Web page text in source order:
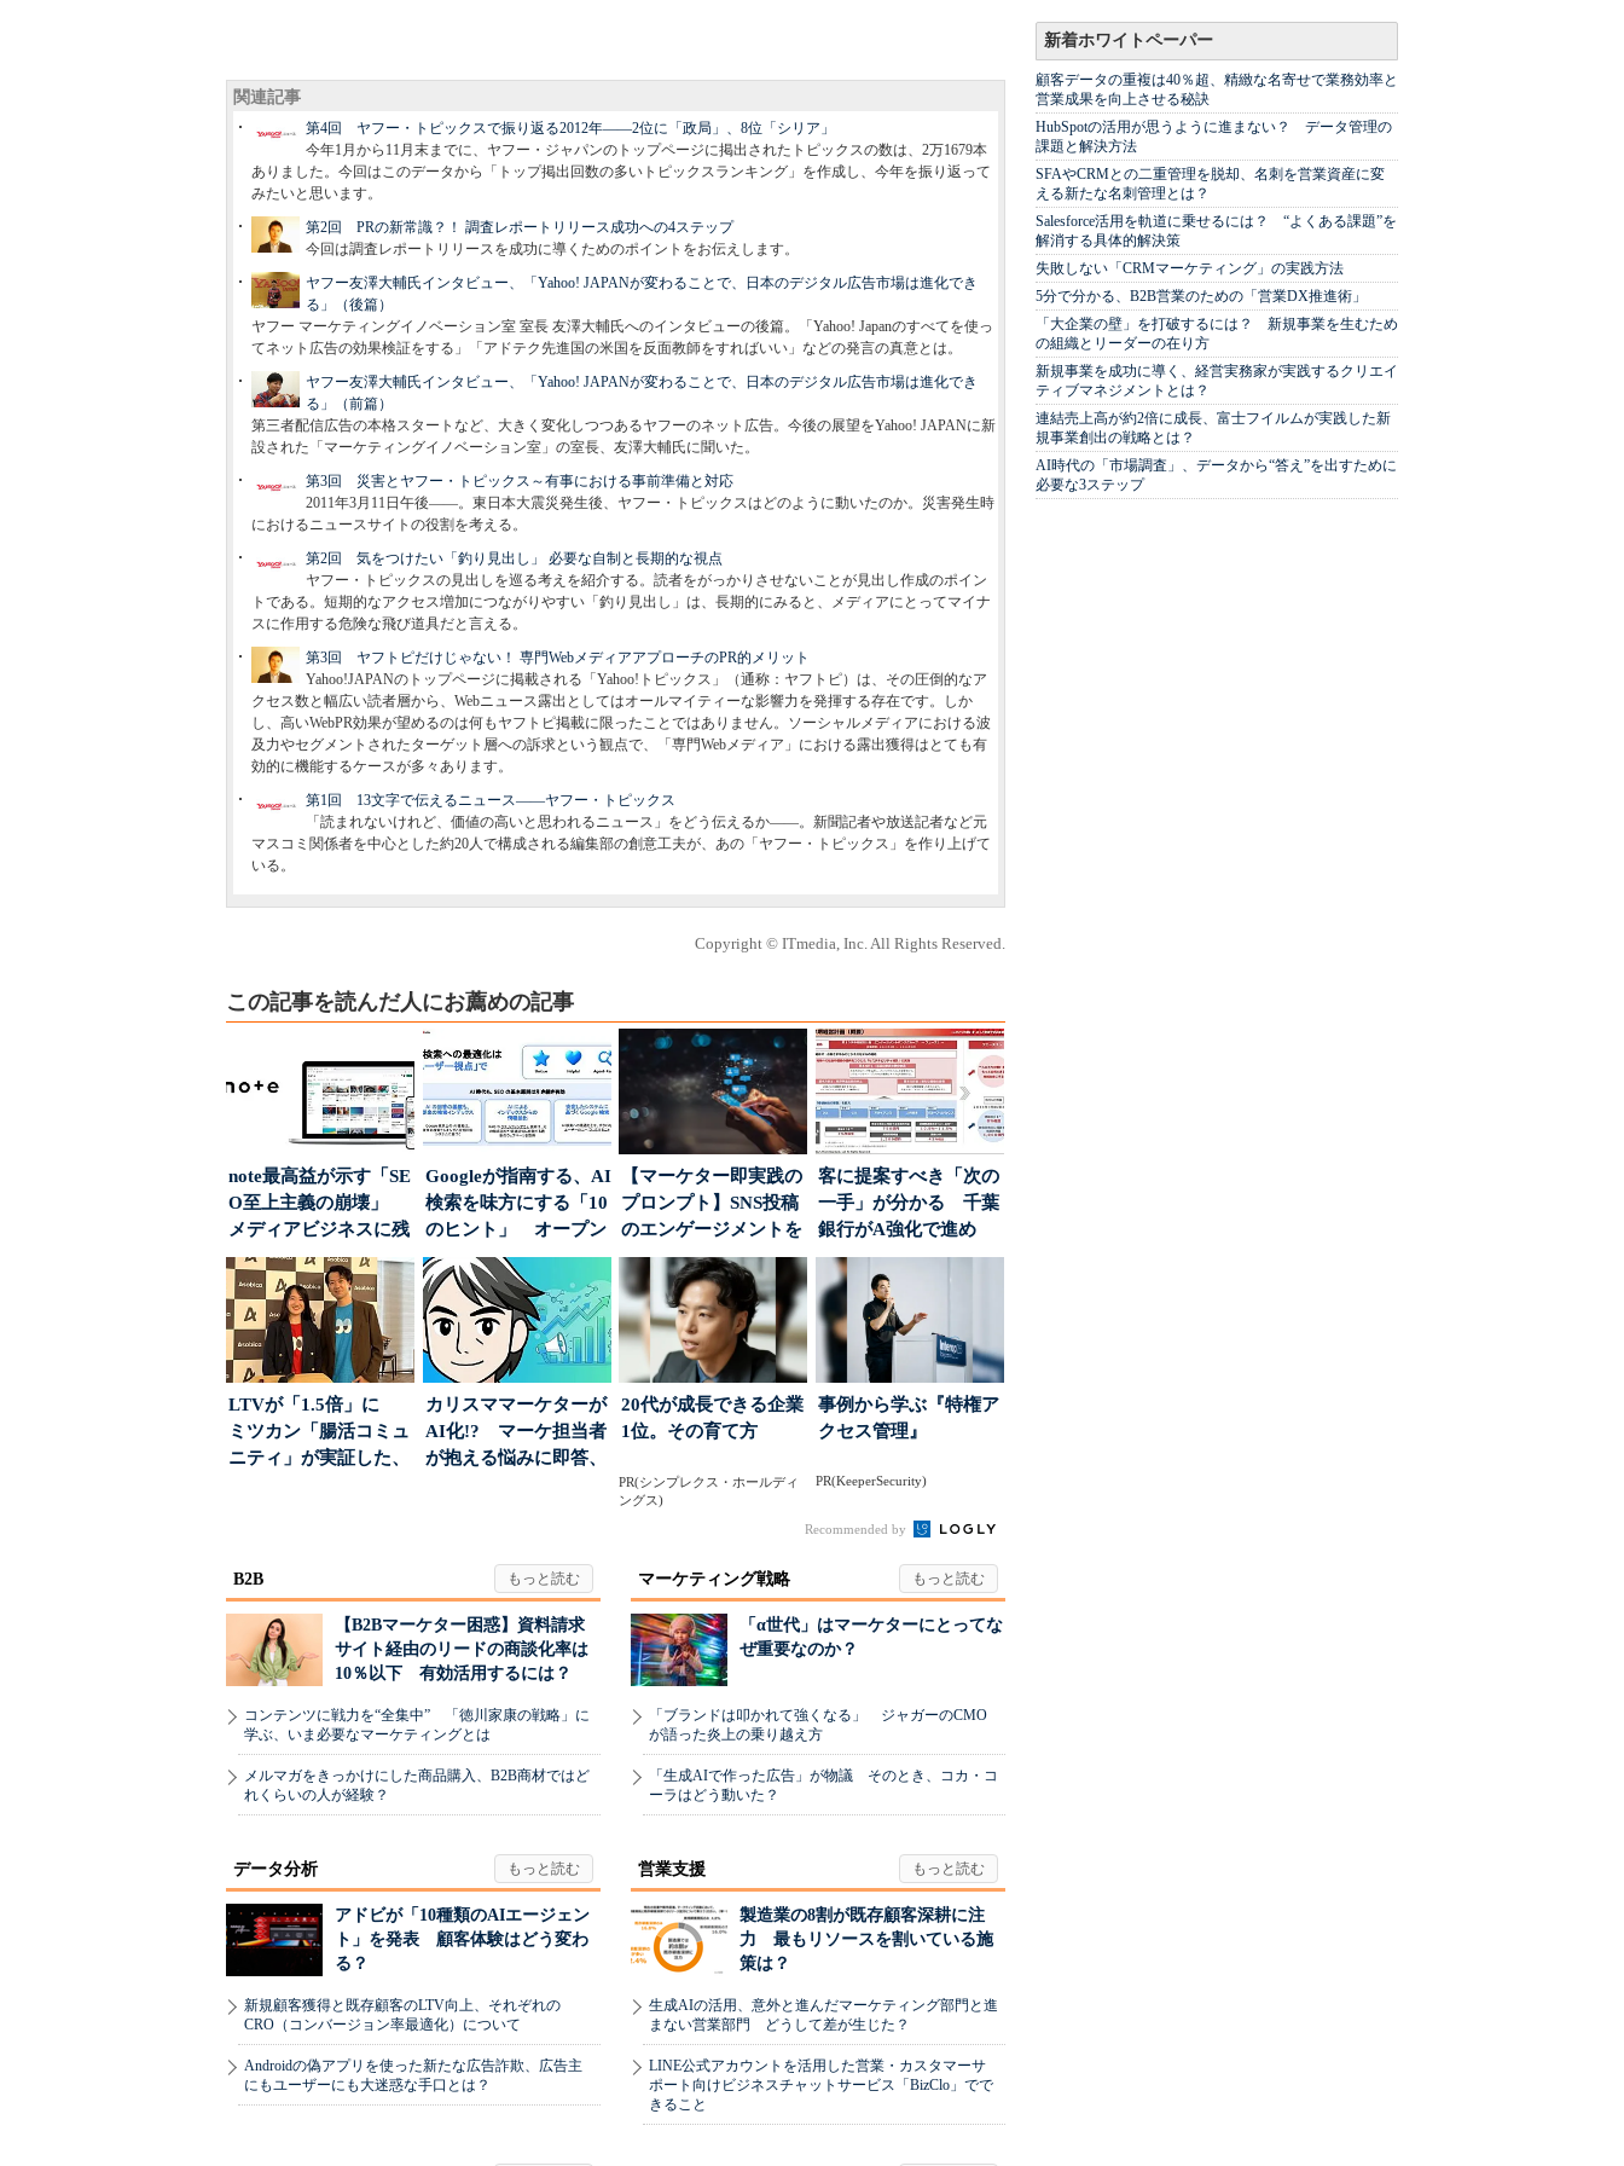
関連記事
第4回 ヤフー・トピックスで振り返る2012年――2位に「政局」、8位「シリア」
今年1月から11月末までに、ヤフー・ジャパンのトップページに掲出されたトピックスの数は、2万1679本
ありました。今回はこのデータから「トップ掲出回数の多いトピックスランキング」を作成し、今年を振り返って
みたいと思います。
第2回 PRの新常識？！ 調査レポートリリース成功への4ステップ
今回は調査レポートリリースを成功に導くためのポイントをお伝えします。
ヤフー友澤大輔氏インタビュー、「Yahoo! JAPANが変わることで、日本のデジタル広告市場は進化でき
る」（後篇）
ヤフー マーケティングイノベーション室 室長 友澤大輔氏へのインタビューの後篇。「Yahoo! Japanのすべてを使っ
てネット広告の効果検証をする」「アドテク先進国の米国を反面教師をすればいい」などの発言の真意とは。
ヤフー友澤大輔氏インタビュー、「Yahoo! JAPANが変わることで、日本のデジタル広告市場は進化でき
る」（前篇）
第三者配信広告の本格スタートなど、大きく変化しつつあるヤフーのネット広告。今後の展望をYahoo! JAPANに新
設された「マーケティングイノベーション室」の室長、友澤大輔氏に聞いた。
第3回 災害とヤフー・トピックス～有事における事前準備と対応
2011年3月11日午後――。東日本大震災発生後、ヤフー・トピックスはどのように動いたのか。災害発生時
におけるニュースサイトの役割を考える。
第2回 気をつけたい「釣り見出し」 必要な自制と長期的な視点
ヤフー・トピックスの見出しを巡る考えを紹介する。読者をがっかりさせないことが見出し作成のポイン
トである。短期的なアクセス増加につながりやすい「釣り見出し」は、長期的にみると、メディアにとってマイナ
スに作用する危険な飛び道具だと言える。
第3回 ヤフトピだけじゃない！ 専門WebメディアアプローチのPR的メリット
Yahoo!JAPANのトップページに掲載される「Yahoo!トピックス」（通称：ヤフトピ）は、その圧倒的なア
クセス数と幅広い読者層から、Webニュース露出としてはオールマイティーな影響力を発揮する存在です。しか
し、高いWebPR効果が望めるのは何もヤフトピ掲載に限ったことではありません。ソーシャルメディアにおける波
及力やセグメントされたターゲット層への訴求という観点で、「専門Webメディア」における露出獲得はとても有
効的に機能するケースが多々あります。
第1回 13文字で伝えるニュース――ヤフー・トピックス
「読まれないけれど、価値の高いと思われるニュース」をどう伝えるか――。新聞記者や放送記者など元
マスコミ関係者を中心とした約20人で構成される編集部の創意工夫が、あの「ヤフー・トピックス」を作り上げて
いる。
Copyright © ITmedia, Inc. All Rights Reserved.
この記事を読んだ人にお薦めの記事
note最高益が示す「SE
O至上主義の崩壊」
メディアビジネスに残
された“勝ち筋...
Googleが指南する、AI
検索を味方にする「10
のヒント」 オープン
ハウスでは...
【マーケター即実践の
プロンプト】SNS投稿
のエンゲージメントを
高めるAI活用、ポ...
客に提案すべき「次の
一手」が分かる 千葉
銀行がA強化で進め
る“One to On...
LTVが「1.5倍」に
ミツカン「腸活コミュ
ニティ」が実証した、
カリスママーケターが
AI化!? マーケ担当者
が抱える悩みに即答、
20代が成長できる企業
1位。その育て方
PR(シンプレクス・ホールディ
ングス)
事例から学ぶ『特権ア
クセス管理』
PR(KeeperSecurity)
Recommended by
B2B
【B2Bマーケター困惑】資料請求
サイト経由のリードの商談化率は
10％以下 有効活用するには？
コンテンツに戦力を“全集中” 「徳川家康の戦略」に
学ぶ、いま必要なマーケティングとは
メルマガをきっかけにした商品購入、B2B商材ではど
れくらいの人が経験？
マーケティング戦略
「α世代」はマーケターにとってな
ぜ重要なのか？
「ブランドは叩かれて強くなる」 ジャガーのCMO
が語った炎上の乗り越え方
「生成AIで作った広告」が物議 そのとき、コカ・コ
ーラはどう動いた？
データ分析
アドビが「10種類のAIエージェン
ト」を発表 顧客体験はどう変わ
る？
新規顧客獲得と既存顧客のLTV向上、それぞれの
CRO（コンバージョン率最適化）について
Androidの偽アプリを使った新たな広告詐欺、広告主
にもユーザーにも大迷惑な手口とは？
営業支援
製造業の8割が既存顧客深耕に注
力 最もリソースを割いている施
策は？
生成AIの活用、意外と進んだマーケティング部門と進
まない営業部門 どうして差が生じた？
LINE公式アカウントを活用した営業・カスタマーサ
ポート向けビジネスチャットサービス「BizClo」でで
きること
新着ホワイトペーパー
顧客データの重複は40％超、精緻な名寄せで業務効率と
営業成果を向上させる秘訣
HubSpotの活用が思うように進まない？ データ管理の
課題と解決方法
SFAやCRMとの二重管理を脱却、名刺を営業資産に変
える新たな名刺管理とは？
Salesforce活用を軌道に乗せるには？ “よくある課題”を
解消する具体的解決策
失敗しない「CRMマーケティング」の実践方法
5分で分かる、B2B営業のための「営業DX推進術」
「大企業の壁」を打破するには？ 新規事業を生むため
の組織とリーダーの在り方
新規事業を成功に導く、経営実務家が実践するクリエイ
ティブマネジメントとは？
連結売上高が約2倍に成長、富士フイルムが実践した新
規事業創出の戦略とは？
AI時代の「市場調査」、データから“答え”を出すために
必要な3ステップ